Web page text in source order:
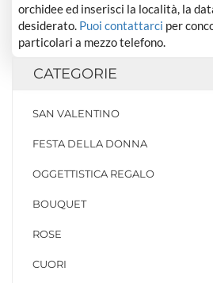
orchidee ed inserisci la località, la
desiderato. Puoi contattarci per
particolari a mezzo telefono.
CATEGORIE
SAN VALENTINO
FESTA DELLA DONNA
OGGETTISTICA REGALO
BOUQUET
ROSE
CUORI